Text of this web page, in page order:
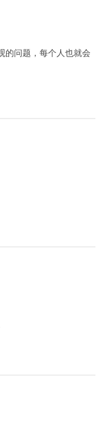
的问题，每个人也就会